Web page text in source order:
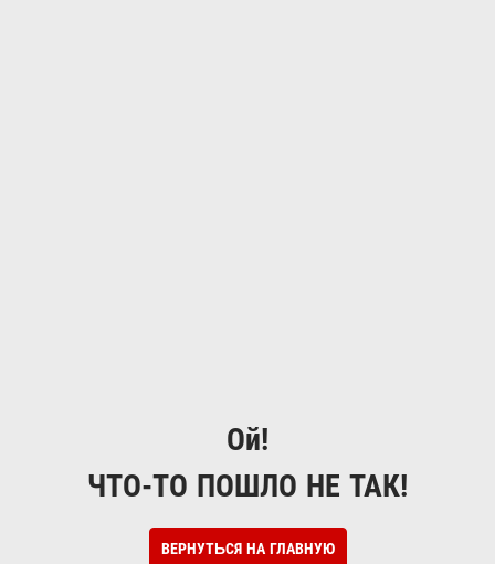
Ой!
ЧТО-ТО ПОШЛО НЕ ТАК!
ВЕРНУТЬСЯ НА ГЛАВНУЮ